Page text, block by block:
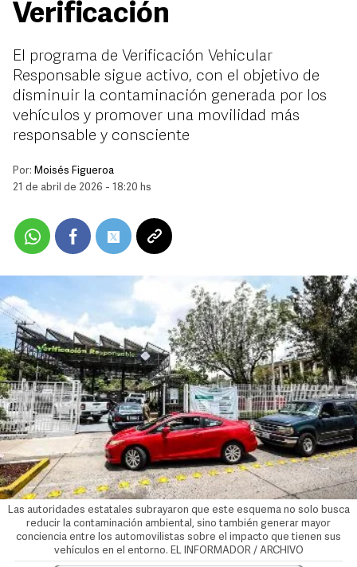
Verificación
El programa de Verificación Vehicular
Responsable sigue activo, con el objetivo de
disminuir la contaminación generada por los
vehículos y promover una movilidad más
responsable y consciente
Por: Moisés Figueroa
21 de abril de 2026 - 18:20 hs
Las autoridades estatales subrayaron que este esquema no solo busca
reducir la contaminación ambiental, sino también generar mayor
conciencia entre los automovilistas sobre el impacto que tienen sus
vehículos en el entorno. EL INFORMADOR / ARCHIVO